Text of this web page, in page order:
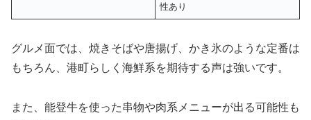
性あり
グルメ面では、焼きそばや唐揚げ、かき氷のような定番は
もちろん、港町らしく海鮮系を期待する声は強いです。
また、能登牛を使った串物や肉系メニューが出る可能性も